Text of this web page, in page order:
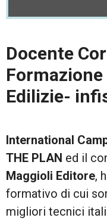
Docente
Edilizie-
International
THE PLAN ed il
Maggioli Editore,
formativo di cui
migliori tecnici